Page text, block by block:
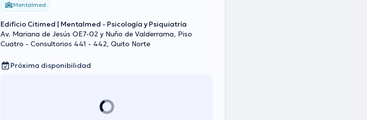
Mentalmed
Edificio Citimed | Mentalmed - Psicología y Psiquiatría
Av. Mariana de Jesús OE7-02 y Nuño de Valderrama, Piso
Cuatro - Consultorios 441 - 442, Quito Norte
Próxima disponibilidad